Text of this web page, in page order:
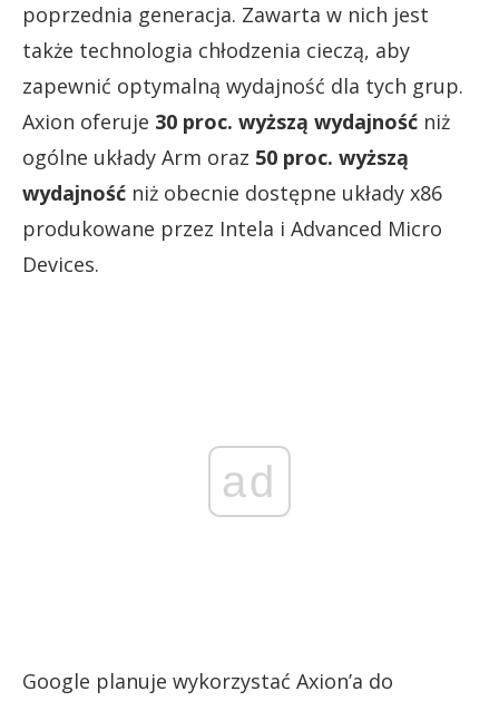
poprzednia generacja. Zawarta w nich jest
także technologia chłodzenia cieczą, aby
zapewnić optymalną wydajność dla tych grup.
Axion oferuje 30 proc. wyższą wydajność niż
ogólne układy Arm oraz 50 proc. wyższą
wydajność niż obecnie dostępne układy x86
produkowane przez Intela i Advanced Micro
Devices.
ad
Google planuje wykorzystać Axion’a do